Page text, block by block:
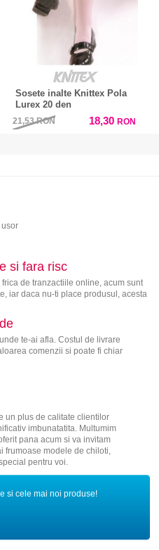
Sosete inalte Knittex Pola
Lurex 20 den
21,53RON 18,30 RON
si fara risc
de tranzactiile online, acum sunt
iar daca nu-ti place produsul, acesta
te-ai afla. Costul de livrare
comenzii si poate fi chiar
un plus de calitate clientilor
imbunatatita. Multumim
pana acum si va invitam
frumoase modele de chiloti,
pentru voi.
si cele mai noi produse!